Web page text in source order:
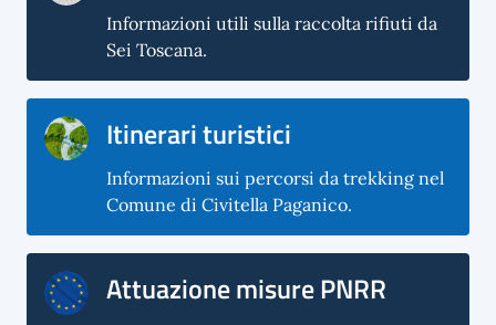
Informazioni utili sulla raccolta rifiuti da
Sei Toscana.
Itinerari turistici
Informazioni sui percorsi da trekking nel
Comune di Civitella Paganico.
Attuazione misure PNRR